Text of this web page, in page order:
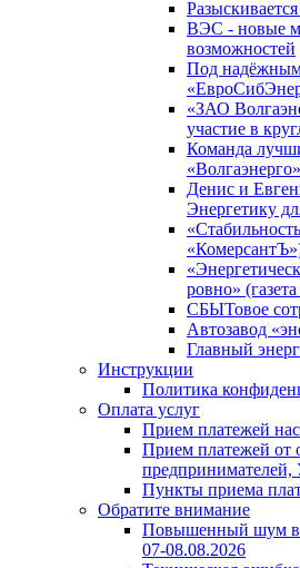
ВЭС - новые
возможностей
Под
«ЗАО
участие в
Команда
Денис и
Энергетику
ровно»
СБЫТовое
Автозавод
Главный
Инструкции
Политика
Оплата услуг
Прием платежей
Прием платежей от
Пункты приема
Обратите внимание
Повышенный шум в
07-08.08.2026